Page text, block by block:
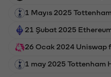
1 Mayıs 2025
21 Şubat 2025
26 Ocak 2024 Uniswap
1 may 2025 Tottenham